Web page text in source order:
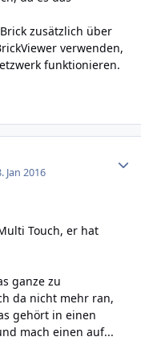
zusätzlich über
verwenden,
funktionieren.
Jan 2016
Touch, er hat
ganze zu
da nicht mehr ran,
gehört in einen
mach einen auf...